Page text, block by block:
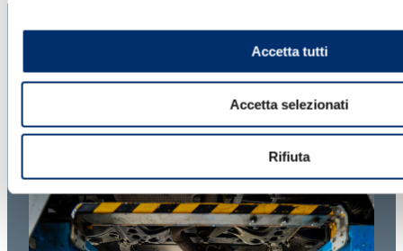
Accetta tutti
Accetta selezionati
Rifiuta
Aree di applicazione
YAP